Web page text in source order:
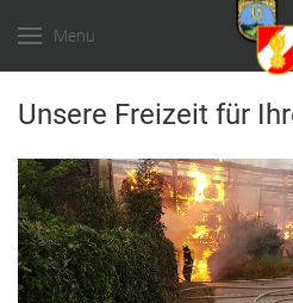
Menu
Unsere Freizeit für